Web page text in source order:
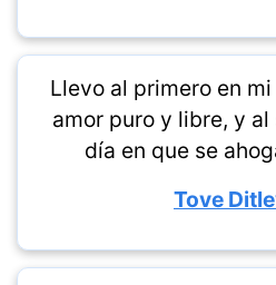
Llevo al primero en
amor puro y libre, y
día en que se
Tove